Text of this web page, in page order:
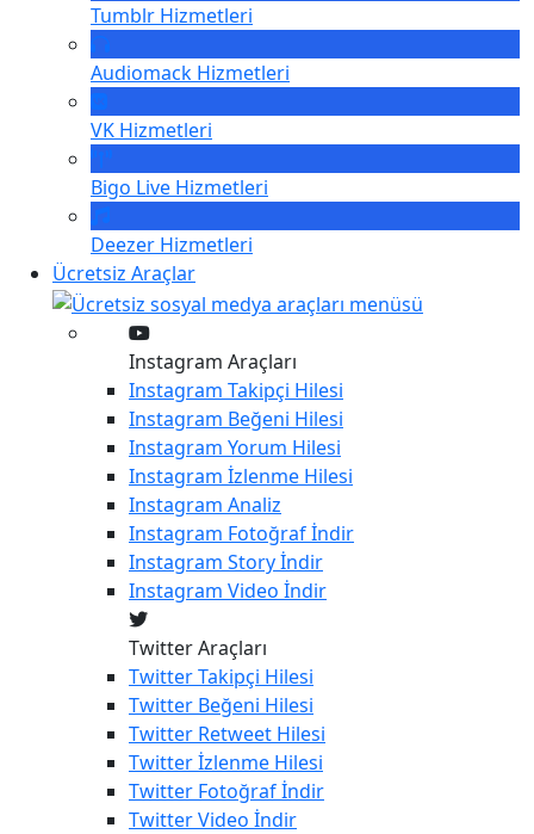
Tumblr Hizmetleri
Audiomack Hizmetleri
VK Hizmetleri
Bigo Live Hizmetleri
Deezer Hizmetleri
Ücretsiz Araçlar
Instagram Araçları
Instagram Takipçi Hilesi
Instagram Beğeni Hilesi
Instagram Yorum Hilesi
Instagram İzlenme Hilesi
Instagram Analiz
Instagram Fotoğraf İndir
Instagram Story İndir
Instagram Video İndir
Twitter Araçları
TwitterTakipçi Hilesi
Twitter Beğeni Hilesi
Twitter Retweet Hilesi
Twitterİzlenme Hilesi
Twitter Fotoğraf İndir
TwitterVideo İndir